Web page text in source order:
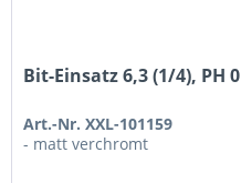
Bit-Einsatz 6,3 (1/4), PH 0
Art.-Nr. XXL-101159
- matt verchromt